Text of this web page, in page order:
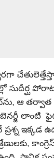
ఆ
లాంటి
ప్రశ్న ఇక్కడ